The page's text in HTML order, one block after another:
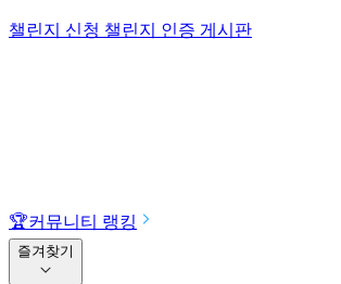
챌린지 신청 챌린지 인증 게시판
🏆커뮤니티 랭킹
즐겨찾기